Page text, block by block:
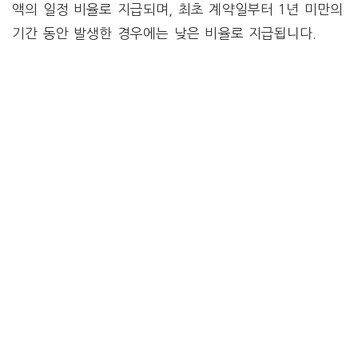
액의 일정 비율로 지급되며, 최초 계약일부터 1년 미만의
기간 동안 발생한 경우에는 낮은 비율로 지급됩니다.